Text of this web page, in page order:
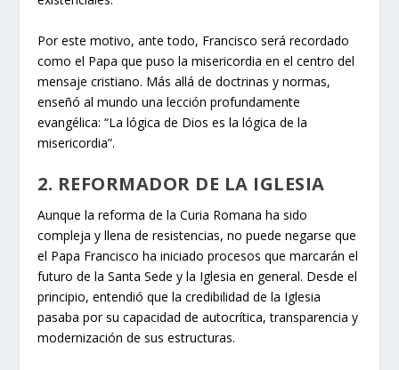
Por este motivo, ante todo, Francisco será recordado
como el Papa que puso la misericordia en el centro del
mensaje cristiano. Más allá de doctrinas y normas,
enseñó al mundo una lección profundamente
evangélica: “La lógica de Dios es la lógica de la
misericordia”.
2. REFORMADOR DE LA IGLESIA
Aunque la reforma de la Curia Romana ha sido
compleja y llena de resistencias, no puede negarse que
el Papa Francisco ha iniciado procesos que marcarán el
futuro de la Santa Sede y la Iglesia en general. Desde el
principio, entendió que la credibilidad de la Iglesia
pasaba por su capacidad de autocrítica, transparencia y
modernización de sus estructuras.